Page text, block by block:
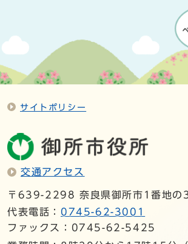
サイトポリシー
交通アクセス
〒639-2298 奈良県御所市1番地の
代表電話： 0745-62-3001
ファックス：0745-62-5425